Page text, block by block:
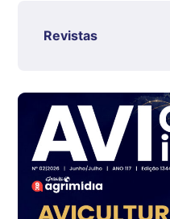
Grande São Paulo (SP)
Ovo Branco - Regional
Branco
R$ 144,99
cx
Ovo Vermelho - Regional
Grande São Paulo (SP)
Revistas